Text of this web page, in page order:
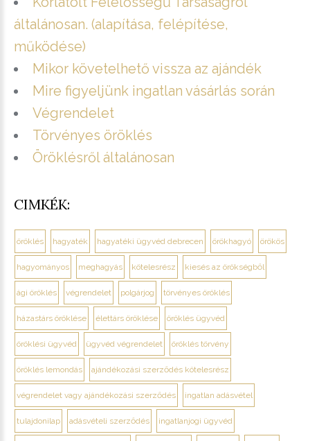
általánosan. (alapítása, felépítése,
működése)
Mikor követelhető vissza az ajándék
Mire figyeljünk ingatlan vásárlás során
Végrendelet
Törvényes öröklés
Öröklésről általánosan
CIMKÉK:
öröklés hagyaték hagyatéki ügyvéd debrecen örökhagyó örökös
hagyományos meghagyás kötelesrész kiesés az örökségből
ági öröklés végrendelet polgárjog törvényes öröklés
házastárs öröklése élettárs öröklése öröklés ügyvéd
öröklési ügyvéd ügyvéd végrendelet öröklés törvény
öröklés lemondás ajándékozási szerződés kötelesrész
végrendelet vagy ajándékozási szerződés ingatlan adásvétel
tulajdonilap adásvételi szerződés ingatlanjogi ügyvéd